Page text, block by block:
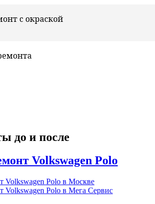
с окраской
до и после
Volkswagen Polo